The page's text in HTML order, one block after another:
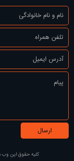
کلیه حقوق این